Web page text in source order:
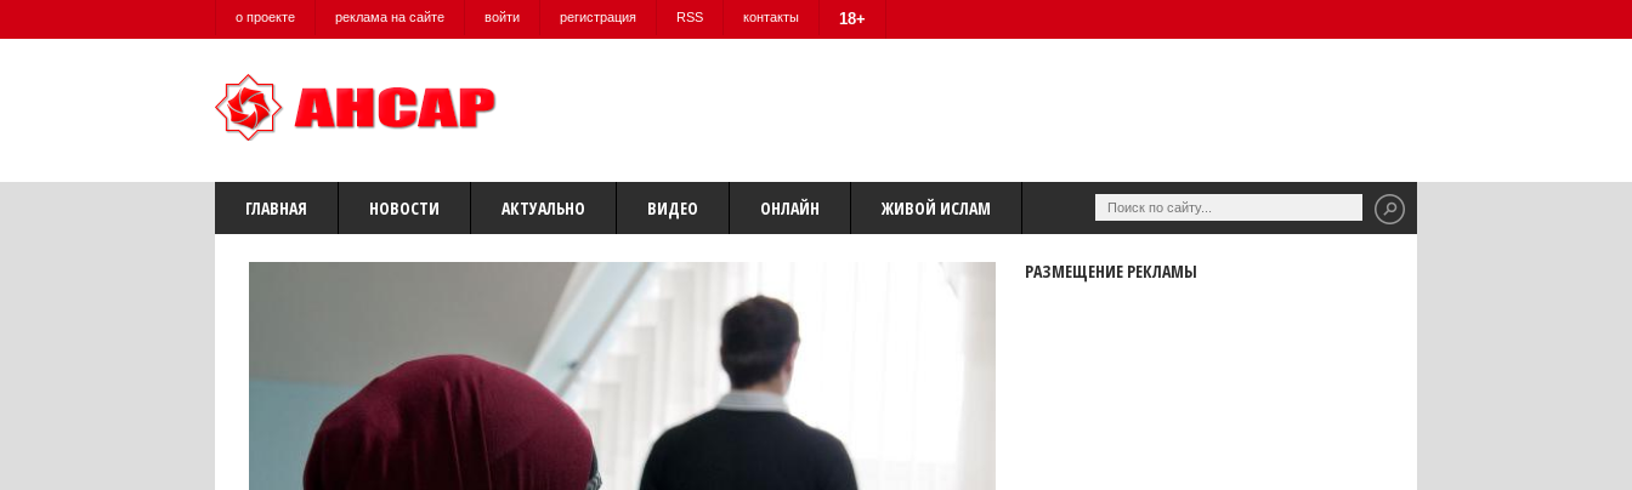
о проекте реклама на сайте войти регистрация RSS контакты 18+
ГЛАВНАЯ НОВОСТИ АКТУАЛЬНО ВИДЕО ОНЛАЙН ЖИВОЙ ИСЛАМ
РАЗМЕЩЕНИЕ РЕКЛАМЫ